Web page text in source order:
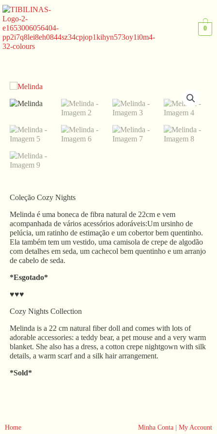
Ir
para
o
conteúdo
0
Coleção Cozy Nights
Melinda é uma boneca de fibra natural de 22cm e vem
acompanhada de vários acessórios adoráveis:Um ursinho de
pelúcia, um ratinho de estimação e um cobertor bem quentinho.
Ela também tem um vestido, uma camisola de crepe de algodão
com detalhes em seda, um cachecol bem quentinho e um arranjo
de cabelo de seda.
*Esgotado*
♥♥♥
Cozy Nights Collection
Melinda is a 22 cm natural fiber doll and comes with lots of
adorable accessories: a teddy bear, a pet mouse and a very warm
blanket. She also has a dress, a cotton crepe nightgown with silk
details, a warm scarf and a silk hair arrangement.
*Sold*
Home Minha Conta | My Account